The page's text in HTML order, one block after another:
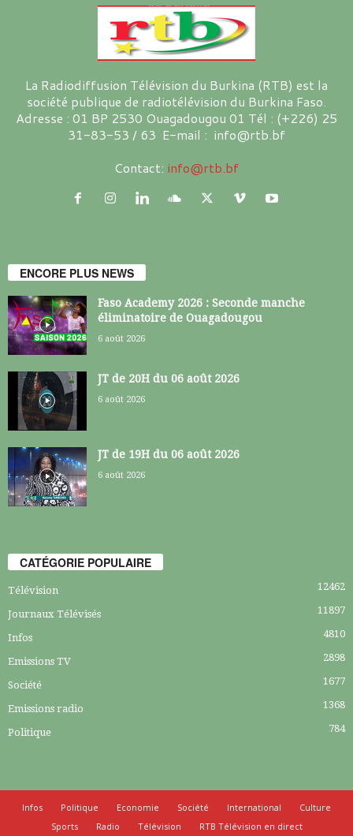
La Radiodiffusion Télévision du Burkina (RTB) est la
société publique de radiotélévision du Burkina Faso.
Adresse : 01 BP 2530 Ouagadougou 01 Tél : (+226) 25
31-83-53 / 63 E-mail : info@rtb.bf
Contact: info@rtb.bf
ENCORE PLUS NEWS
Faso Academy 2026 : Seconde manche
éliminatoire de Ouagadougou
6 août 2026
JT de 20H du 06 août 2026
6 août 2026
JT de 19H du 06 août 2026
6 août 2026
CATÉGORIE POPULAIRE
Télévision 12462
Journaux Télévisés 11897
Infos 4810
Emissions TV 2898
Société 1677
Emissions radio 1368
Politique 784
Infos Politique Economie Société International
Culture
Sports
Radio Télévision RTB Télévision en direct